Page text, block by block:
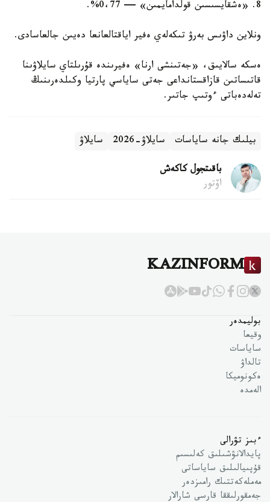
8. «ەشقايسىسىن قولدامايمىن» — 0،77%.
ونلاين داۋىس بەرۋ تىكەلەي ەفير اياقتالعانعا دەيىن جالعاسادى.
ەسكە سالايىق، «جەتىنشى ارنا» ەفيرىندە قۇرىلتاي سايلاۋىنا
قاتىساتىن قازاقستانداعى جەتى ساياسي پارتيا وكىلدەرىنىڭ
تەلەدەباتى ءوتىپ جاتىر.
بيلىك جانە ساياسات سايلاۋ-2026 سايلاۋ
باقىتجول كاكەش
اۆتور
KAZINFORM
بوليمدەر
وقيعا
ساياسات
تالداۋ
ەكونوميكا
الەمدە
ءبىز تۋرالى
پايدالانۋشىلىق كەلىسىم
قۇپىيالىلىق ساياساتى
مەملەكەتتىك رامىزدەر
جەمقورلىققا قارسى شارالار